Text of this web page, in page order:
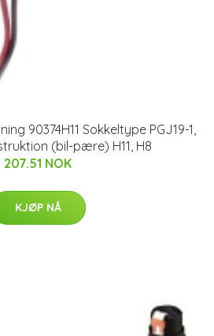
90374H11 Sokkeltype PGJ19-1,
(bil-pære) H11, H8
207.51 NOK
KJØP NÅ